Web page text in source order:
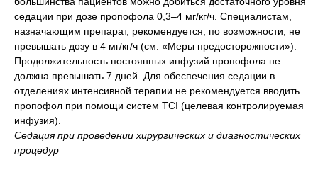
седации при дозе пропофола 0,3–4 мг/кг/ч. Специалистам,
назначающим препарат, рекомендуется, по возможности, не
превышать дозу в 4 мг/кг/ч (см. «Меры предосторожности»).
Продолжительность постоянных инфузий пропофола не
должна превышать 7 дней. Для обеспечения седации в
отделениях интенсивной терапии не рекомендуется вводить
пропофол при помощи систем TCI (целевая контролируемая
инфузия).
Седация при проведении хирургических и диагностических
процедур